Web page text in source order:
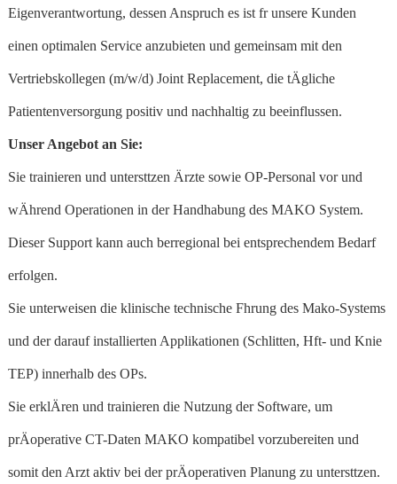
Eigenverantwortung, dessen Anspruch es ist fr unsere Kunden
einen optimalen Service anzubieten und gemeinsam mit den
Vertriebskollegen (m/w/d) Joint Replacement, die tÄgliche
Patientenversorgung positiv und nachhaltig zu beeinflussen.
Unser Angebot an Sie:
Sie trainieren und untersttzen Ärzte sowie OP-Personal vor und
wÄhrend Operationen in der Handhabung des MAKO System.
Dieser Support kann auch berregional bei entsprechendem Bedarf
erfolgen.
Sie unterweisen die klinische technische Fhrung des Mako-Systems
und der darauf installierten Applikationen (Schlitten, Hft- und Knie
TEP) innerhalb des OPs.
Sie erklÄren und trainieren die Nutzung der Software, um
prÄoperative CT-Daten MAKO kompatibel vorzubereiten und
somit den Arzt aktiv bei der prÄoperativen Planung zu untersttzen.